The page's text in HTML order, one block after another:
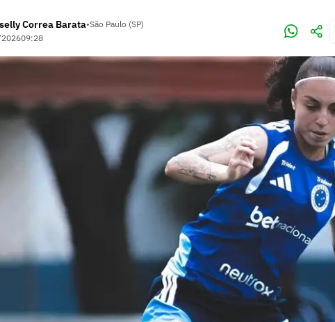
Correa Barata•São Paulo (SP)
09:28